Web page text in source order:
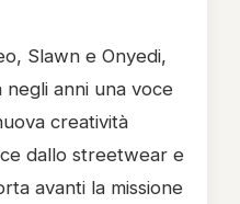
Slawn e Onyedi,
negli anni una voce
creatività
dallo streetwear e
avanti la missione